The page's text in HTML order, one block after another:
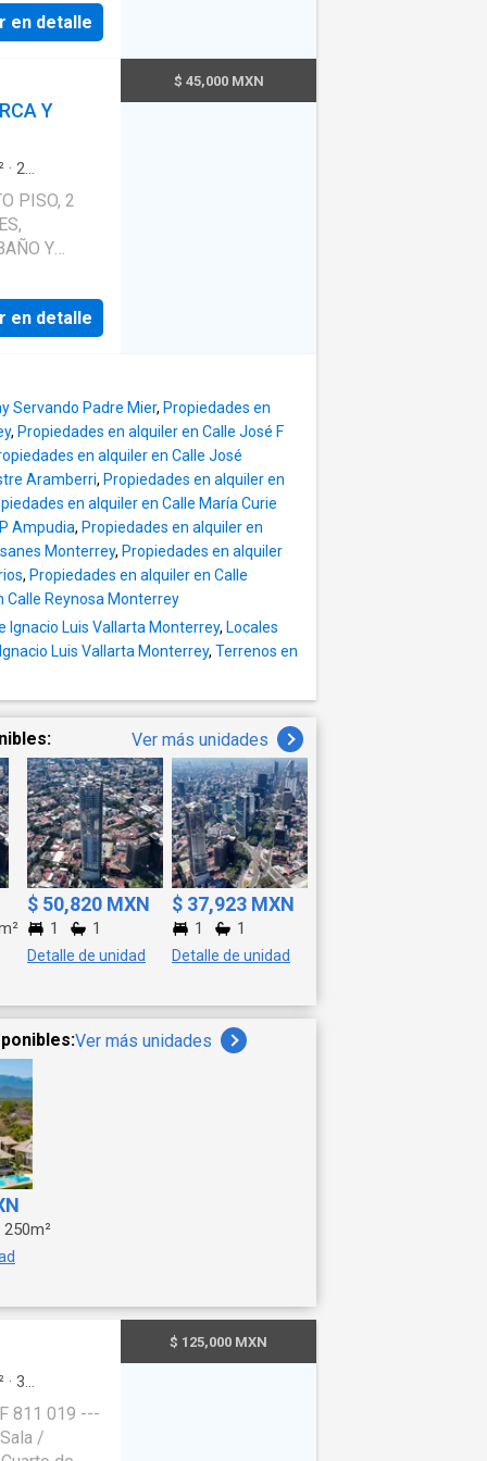
resumen,
una
más
para
no dudes
y
para
de la
costo de la
necesario
una de las
un
San Pedro,
y
para
en detalle
Y
· 2
· Zona
vigilancia
de
cable·
PISO, 2
Y
CUARTO
DE 8
en detalle
$ 45,000 MXN
Servando Padre Mier, Propiedades en
, Propiedades en alquiler en Calle José F
en alquiler en Calle José
Aramberri, Propiedades en alquiler en
en alquiler en Calle María Curie
Ampudia, Propiedades en alquiler en
Monterrey, Propiedades en alquiler
, Propiedades en alquiler en Calle
Calle Reynosa Monterrey
Ignacio Luis Vallarta Monterrey, Locales
Luis Vallarta Monterrey, Terrenos en
Ver más unidades
$ 50,820 MXN
1 1
Detalle de unidad
$ 37,923 MXN
1 1
Detalle de unidad
Ver más unidades
250m²
· 3
$ 125,000 MXN